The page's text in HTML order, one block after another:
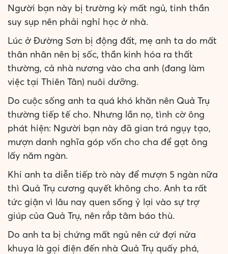
Người bạn này bị trường kỳ mất ngủ, tinh thần
suy sụp nên phải nghỉ học ở nhà.
Lúc ở Đường Sơn bị động đất, mẹ anh ta do mất
thân nhân nên bị sốc, thần kinh hóa ra thất
thường, cả nhà nương vào cha anh (đang làm
việc tại Thiên Tân) nuôi dưỡng.
Do cuộc sống anh ta quá khó khăn nên Quả Trụ
thường tiếp tế cho. Nhưng lần nọ, tình cờ ông
phát hiện: Người bạn này đã gian trá ngụy tạo,
mượn danh nghĩa góp vốn cho cha để gạt ông
lấy năm ngàn.
Khi anh ta diễn tiếp trò này để mượn 5 ngàn nữa
thì Quả Trụ cương quyết không cho. Anh ta rất
tức giận vì lâu nay quen sống ỷ lại vào sự trợ
giúp của Quả Trụ, nên rắp tâm báo thù.
Do anh ta bị chứng mất ngủ nên cứ đợi nửa
khuya là gọi điện đến nhà Quả Trụ quấy phá,